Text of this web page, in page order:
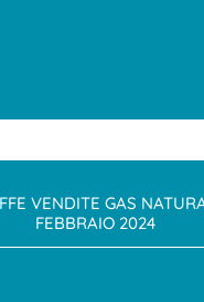
VENDITE GAS
FEBBRAIO 2024